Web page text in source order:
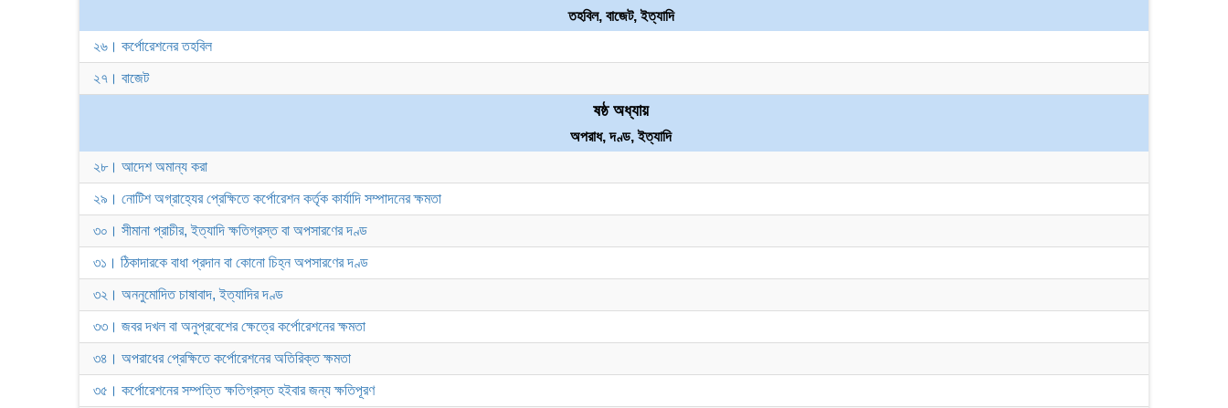
তহবিল, বাজেট, ইত্যাদি
২৬। কর্পোরেশনের তহবিল
২৭। বাজেট
ষষ্ঠ অধ্যায়
অপরাধ, দণ্ড, ইত্যাদি
২৮। আদেশ অমান্য করা
২৯। নোটিশ অগ্রাহ্যের প্রেক্ষিতে কর্পোরেশন কর্তৃক কার্যাদি সম্পাদনের ক্ষমতা
৩০। সীমানা প্রাচীর, ইত্যাদি ক্ষতিগ্রস্ত বা অপসারণের দণ্ড
৩১। ঠিকাদারকে বাধা প্রদান বা কোনো চিহ্ন অপসারণের দণ্ড
৩২। অননুমোদিত চাষাবাদ, ইত্যাদির দণ্ড
৩৩। জবর দখল বা অনুপ্রবেশের ক্ষেত্রে কর্পোরেশনের ক্ষমতা
৩৪। অপরাধের প্রেক্ষিতে কর্পোরেশনের অতিরিক্ত ক্ষমতা
৩৫। কর্পোরেশনের সম্পত্তি ক্ষতিগ্রস্ত হইবার জন্য ক্ষতিপূরণ